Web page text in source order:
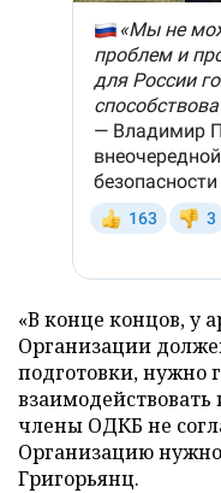
«В конце концов, у
Организации
подготовки, нужно
взаимодействовать
члены ОДКБ не
Организацию нужно
Григорьянц.